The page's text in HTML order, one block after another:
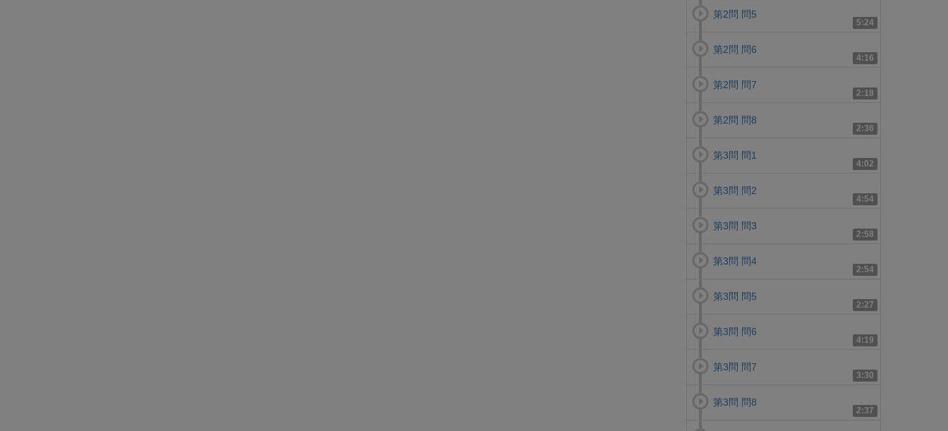
5:24
第2問 問5
4:16
第2問 問6
2:18
第2問 問7
2:36
第2問 問8
4:02
第3問 問1
4:54
第3問 問2
2:58
第3問 問3
2:54
第3問 問4
2:27
第3問 問5
4:19
第3問 問6
3:30
第3問 問7
2:37
第3問 問8